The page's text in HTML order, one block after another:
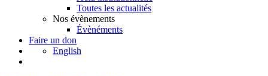
Toutes les actualités
Nos évènements
Évènéments
Faire un don
English